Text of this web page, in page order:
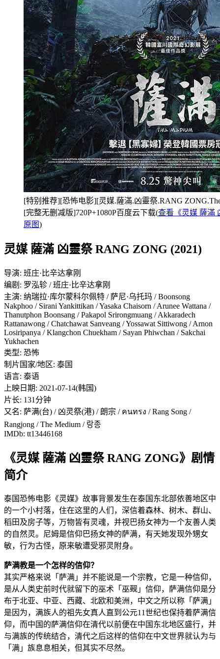
[特别推荐][恐怖电影][灵媒.薩滿.凶靈祭.RANG
[完整无删减版]720P+1080P百度云下载(查看《灵媒 薩滿
原图)
灵媒 薩滿 凶靈祭 RANG ZONG (2021)
导演: 班庄·比辛达拿刚
编剧: 罗泓轸 / 班庄·比辛达拿刚
主演: 纳瑞拉·库尔蒙科尔佩特 / 萨尼·乌托玛 / Boonsong
Nakphoo / Sirani Yankittikan / Yasaka Chaisorn / Arunee Wattana /
Thanutphon Boonsang / Pakapol Srirongmuang / Akkaradech
Rattanawong / Chatchawat Sanveang / Yossawat Sittiwong / Arnon
Losiripanya / Klangchon Chuekham / Sayan Phiwchan / Sakchai
Yukhachen
类型: 恐怖
制片国家/地区: 泰国
语言: 泰语
上映日期: 2021-07-14(韩国)
片长: 131分钟
又名: 萨满(台) / 凶灵祭(港) / 朗宗 / คนทรง / Rang Song /
Rangjong / The Medium / 랑종
IMDb: tt13446168
《灵媒 薩滿 凶靈祭 RANG ZONG》剧情
简介
泰国恐怖电影《灵媒》故事背景发生在泰国东北部依善地区中
的一个小村落，住在这里的人们，深信着森林、树木、群山、
稻田及房子等，万物皆有灵魂，并视巴扬女神为一个友善人类
的自然灵。尼姆是信仰巴扬女神的萨满，有天她发现外甥女
敏，行为古怪，原来敏遭受邪灵附身。
萨满教是一个怎样的信仰？
其实严格来说「萨满」并不能说是一个宗教，它是一种信仰，
是从人类史前时代就留下的巫术「巫觋」信仰，萨满信仰是分
布于北亚、中亚、西藏、北欧和美洲，中文之所以称「萨满」
是因为，满族人的祖先女真人直到公元11世纪也保持着萨满信
仰，而中国的萨满信仰在清代以前便在中国东北地区盛行，并
与满族的传统结合，清代之后这样的信仰在中文世界就认为与
「满」族息息相关，但其实不尽然。